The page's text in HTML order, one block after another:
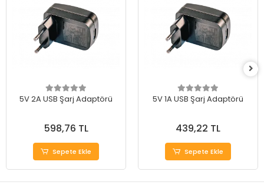
5V 2A USB Şarj Adaptörü
598,76 TL
Sepete Ekle
5V 1A USB Şarj Adaptörü
439,22 TL
Sepete Ekle